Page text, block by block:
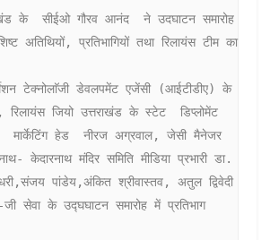
के  सीईओ गौरव आनंद  ने उदघाटन समारोह
अतिथियों, प्रतिभागियों तथा रिलायंस टीम का
टेक्नोलाॅजी डेवलपमेंट एजेंसी (आईटीडीए) के
रिलायंस जियो उत्तराखंड के स्टेट  डिप्लोमेंट
हेड  नीरज अग्रवाल, जेसी मैनेजर
केदारनाथ मंदिर समिति मीडिया प्रभारी डा.
पांडेय,अंकित श्रीवास्तव, अतुल द्विवेदी
सेवा के उद्घघाटन समारोह में प्रतिभाग